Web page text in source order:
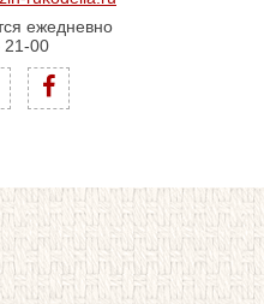
ежедневно
21-00